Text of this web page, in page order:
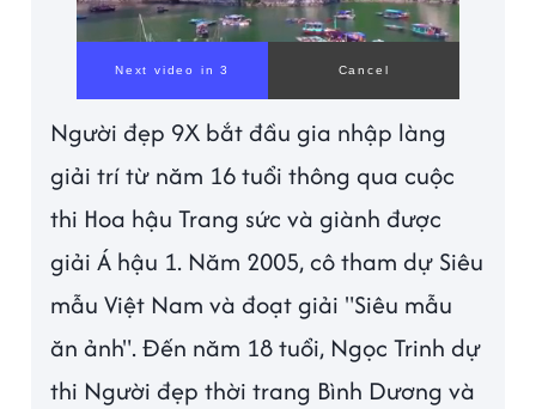
Người đẹp 9X bắt đầu gia nhập làng
giải trí từ năm 16 tuổi thông qua cuộc
thi Hoa hậu Trang sức và giành được
giải Á hậu 1. Năm 2005, cô tham dự Siêu
mẫu Việt Nam và đoạt giải "Siêu mẫu
ăn ảnh". Đến năm 18 tuổi, Ngọc Trinh dự
thi Người đẹp thời trang Bình Dương và